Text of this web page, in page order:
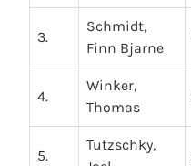
3.
Schmidt,
Finn Bjarne
4.
Winker,
Thomas
5.
Tutzschky,